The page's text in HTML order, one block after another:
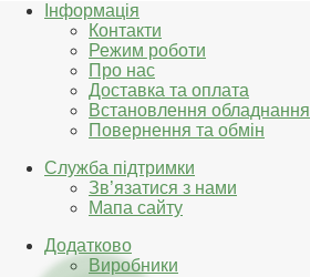
Інформація
Контакти
Режим роботи
Про нас
Доставка та оплата
Встановлення обладнання
Повернення та обмін
Служба підтримки
Зв’язатися з нами
Мапа сайту
Додатково
Виробники